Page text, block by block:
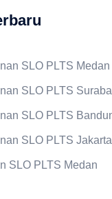
SLO PLTS Medan
SLO PLTS
SLO PLTS
SLO PLTS Jakarta
SLO PLTS Medan